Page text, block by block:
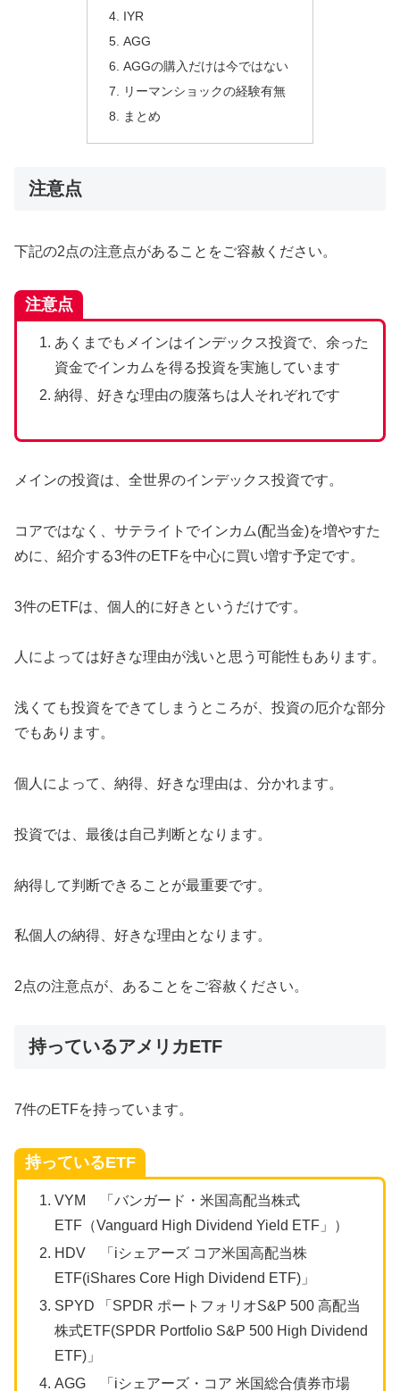
IYR
AGG
AGGの購入だけは今ではない
リーマンショックの経験有無
まとめ
注意点
下記の2点の注意点があることをご容赦ください。
注意点
あくまでもメインはインデックス投資で、余った
資金でインカムを得る投資を実施しています
納得、好きな理由の腹落ちは人それぞれです
メインの投資は、全世界のインデックス投資です。
コアではなく、サテライトでインカム(配当金)を増やすた
めに、紹介する3件のETFを中心に買い増す予定です。
3件のETFは、個人的に好きというだけです。
人によっては好きな理由が浅いと思う可能性もあります。
浅くても投資をできてしまうところが、投資の厄介な部分
でもあります。
個人によって、納得、好きな理由は、分かれます。
投資では、最後は自己判断となります。
納得して判断できることが最重要です。
私個人の納得、好きな理由となります。
2点の注意点が、あることをご容赦ください。
持っているアメリカETF
7件のETFを持っています。
持っているETF
VYM 「バンガード・米国高配当株式
ETF（Vanguard High Dividend Yield ETF」）
HDV 「iシェアーズ コア米国高配当株
ETF(iShares Core High Dividend ETF)」
SPYD 「SPDR ポートフォリオS&P 500 高配当
株式ETF(SPDR Portfolio S&P 500 High Dividend
ETF)」
AGG 「iシェアーズ・コア 米国総合債券市場